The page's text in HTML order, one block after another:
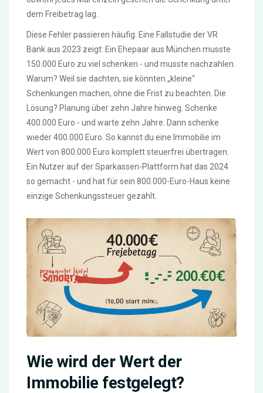
dem Freibetrag lag.
Diese Fehler passieren häufig. Eine Fallstudie der VR
Bank aus 2023 zeigt: Ein Ehepaar aus München musste
150.000 Euro zu viel schenken - und musste nachzahlen.
Warum? Weil sie dachten, sie könnten „kleine“
Schenkungen machen, ohne die Frist zu beachten. Die
Lösung? Planung über zehn Jahre hinweg. Schenke
400.000 Euro - und warte zehn Jahre. Dann schenke
wieder 400.000 Euro. So kannst du eine Immobilie im
Wert von 800.000 Euro komplett steuerfrei übertragen.
Ein Nutzer auf der Sparkassen-Plattform hat das 2024
so gemacht - und hat für sein 800.000-Euro-Haus keine
einzige Schenkungssteuer gezahlt.
Wie wird der Wert der
Immobilie festgelegt?